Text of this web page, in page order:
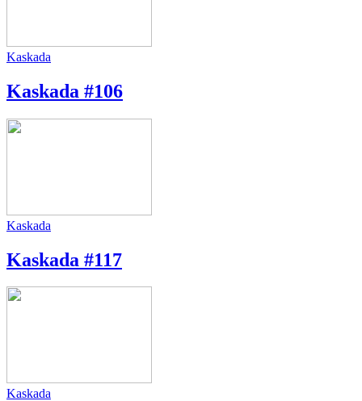
Kaskada
Kaskada #106
Kaskada
Kaskada #117
Kaskada